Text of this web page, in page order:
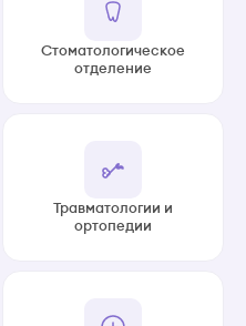
Стоматологическое
отделение
Травматологии и
ортопедии